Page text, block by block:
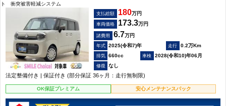
ト 衝突被害軽減システム
支払総額 180万円
車両価格 173.3万円
諸費用 6.7万円
2025(令和7)年
0.2万Km
660cc
2028(令和10)年06月
なし
法定整備付き | 保証付き (部分保証 36ヶ月：走行無制限)
OK保証プレミアム 安心メンテナンスパック